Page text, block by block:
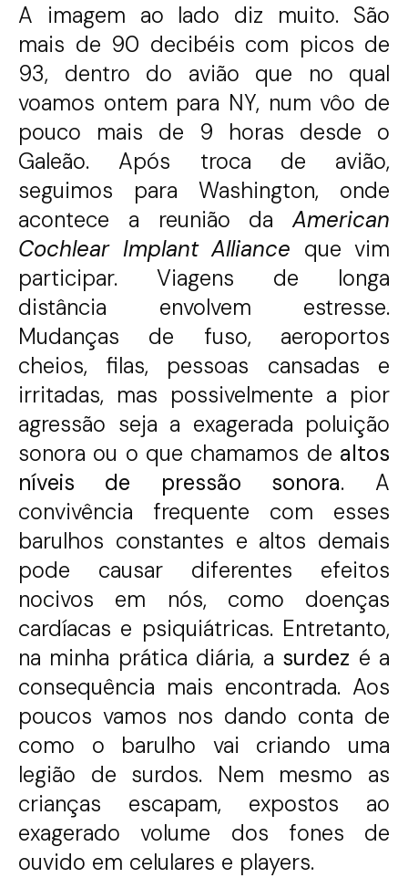
A imagem ao lado diz muito. São
mais de 90 decibéis com picos de
93, dentro do avião que no qual
voamos ontem para NY, num vôo de
pouco mais de 9 horas desde o
Galeão. Após troca de avião,
seguimos para Washington, onde
acontece a reunião daAmerican
Cochlear Implant Alliance que vim
participar. Viagens de longa
distância envolvem estresse.
Mudanças de fuso, aeroportos
cheios, filas, pessoas cansadas e
irritadas, mas possivelmente a pior
agressão seja a exagerada poluição
sonora ou o que chamamos de altos
níveis de pressão sonora. A
convivência frequente com esses
barulhos constantes e altos demais
pode causar diferentes efeitos
nocivos em nós, como doenças
cardíacas e psiquiátricas. Entretanto,
na minha prática diária, a surdez é a
consequência mais encontrada. Aos
poucos vamos nos dando conta de
como o barulho vai criando uma
legião de surdos. Nem mesmo as
crianças escapam, expostos ao
exagerado volume dos fones de
ouvido em celulares e players.